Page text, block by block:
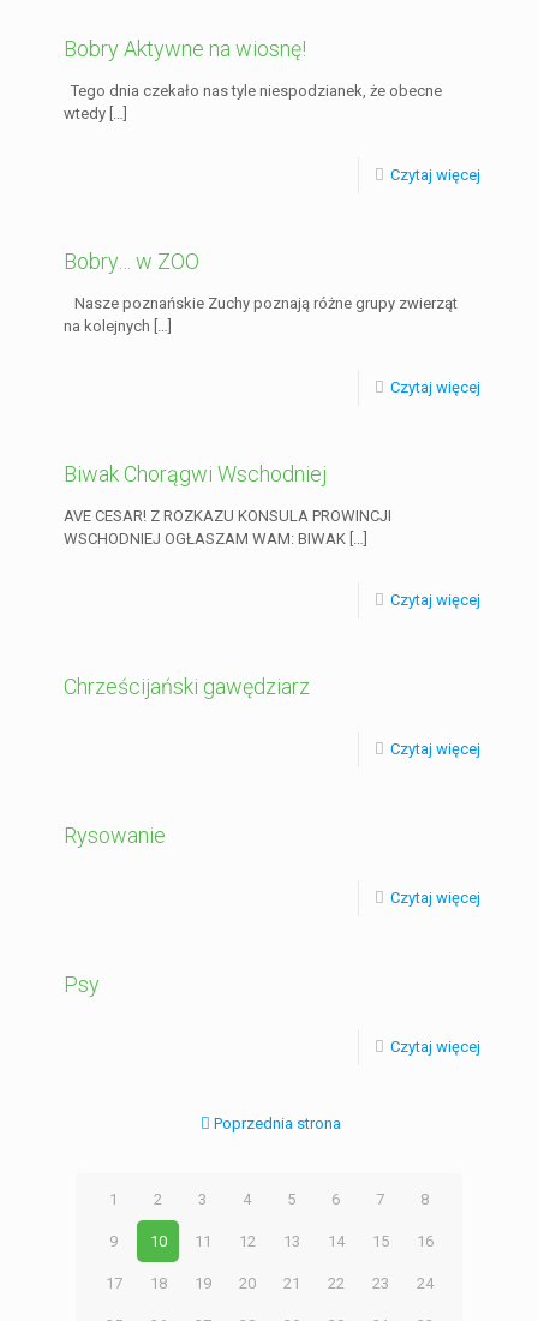
Bobry Aktywne na wiosnę!
Tego dnia czekało nas tyle niespodzianek, że obecne
wtedy […]
Czytaj więcej
Bobry… w ZOO
Nasze poznańskie Zuchy poznają różne grupy zwierząt
na kolejnych […]
Czytaj więcej
Biwak Chorągwi Wschodniej
AVE CESAR! Z ROZKAZU KONSULA PROWINCJI
WSCHODNIEJ OGŁASZAM WAM: BIWAK […]
Czytaj więcej
Chrześcijański gawędziarz
Czytaj więcej
Rysowanie
Czytaj więcej
Psy
Czytaj więcej
Poprzednia strona
1 2 3 4 5 6 7 8
9 10 11 12 13 14 15 16
17 18 19 20 21 22 23 24